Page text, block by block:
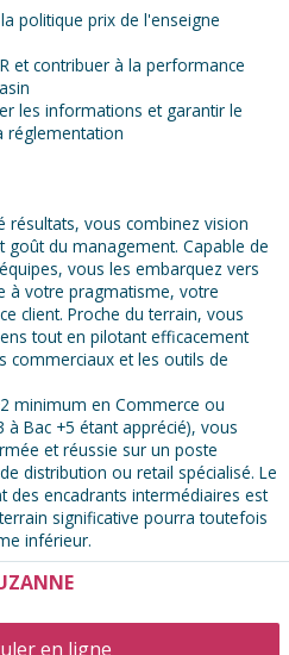
politique prix de l'enseigne
et contribuer à la performance
les informations et garantir le
réglementation
résultats, vous combinez vision
du management. Capable de
vous les embarquez vers
à votre pragmatisme, votre
client. Proche du terrain, vous
tout en pilotant efficacement
commerciaux et les outils de
minimum en Commerce ou
Bac +5 étant apprécié), vous
et réussie sur un poste
distribution ou retail spécialisé. Le
des encadrants intermédiaires est
significative pourra toutefois
inférieur.
en ligne